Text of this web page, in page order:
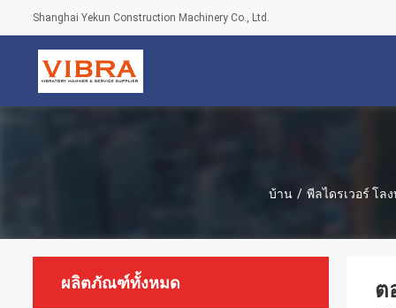
Shanghai Yekun Construction Machinery Co., Ltd.
บ้าน / พีลไดรเวอร์ โล
ผลิตภัณฑ์ทั้งหมด
ต